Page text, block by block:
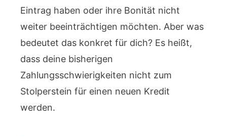
Eintrag haben oder ihre Bonität nicht
weiter beeinträchtigen möchten. Aber was
bedeutet das konkret für dich? Es heißt,
dass deine bisherigen
Zahlungsschwierigkeiten nicht zum
Stolperstein für einen neuen Kredit
werden.